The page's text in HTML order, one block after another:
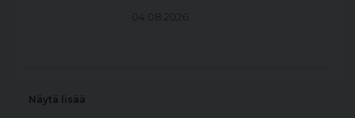
04.08.2026
Näytä lisää